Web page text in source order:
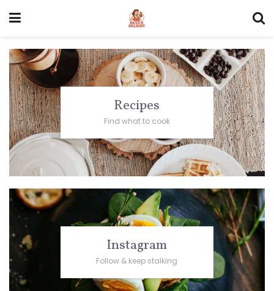
Recipes
Find what to cook
Instagram
Follow & keep stalking